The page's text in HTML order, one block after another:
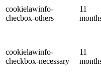
cookielawinfo-
checbox-others
11
cookielawinfo-
checkbox-necessary
11